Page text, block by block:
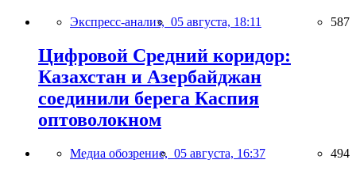
Экспресс-анализ, 05 августа, 18:11 587
Цифровой Средний коридор:
Казахстан и Азербайджан
соединили берега Каспия
оптоволокном
Медиа обозрение, 05 августа, 16:37 494